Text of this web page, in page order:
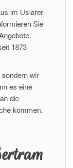
im Uslarer
Sie
1873
wir
es eine
die
kommen.